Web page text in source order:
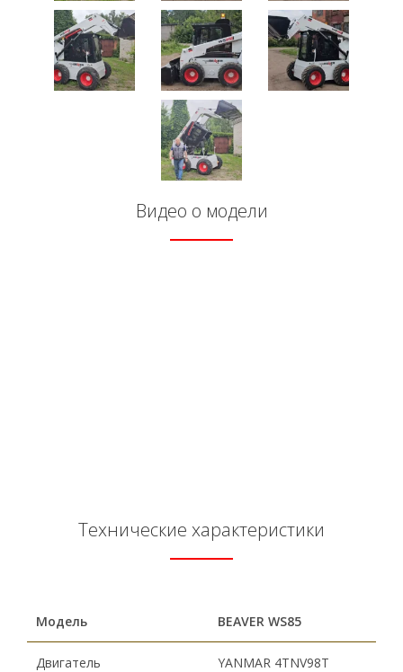
Видео о модели
Технические характеристики
Модель BEAVER WS85
Двигатель YANMAR 4TNV98T